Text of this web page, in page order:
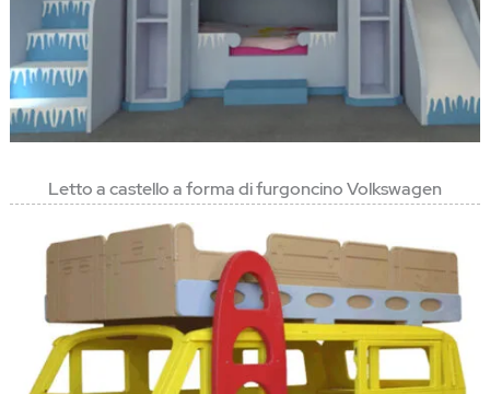
Letto a castello a forma di furgoncino Volkswagen